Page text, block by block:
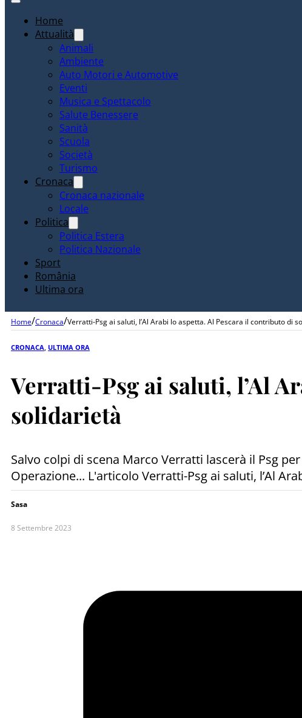
Home
Attualità
Animali
Ambiente
Auto Motori e Automotive
Eventi
Musica e Spettacolo
Salute Benessere
Sanità
Scuola
Società
Turismo
Cronaca
Cronaca nazionale
Locale
Politica
Politica Estera
Politica Nazionale
Sport
România
Ultima ora
Home/Cronaca/Verratti-Psg ai saluti, l’Al Arabi lo aspetta. Al Pescara il contributo di
CRONACA ULTIMA ORA
Verratti-Psg ai saluti, l’Al
solidarietà
Salvo colpi di scena Marco Verratti lascerà il Psg
Operazione... L'articolo Verratti-Psg ai saluti, l’Al
Sasa
8 Settembre 2023